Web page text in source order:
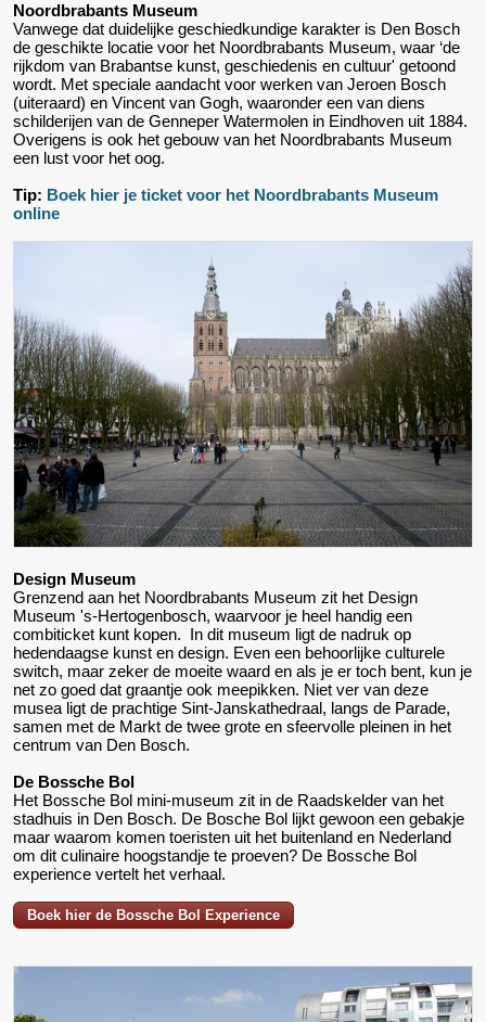
Noordbrabants Museum
Vanwege dat duidelijke geschiedkundige karakter is Den Bosch
de geschikte locatie voor het Noordbrabants Museum, waar ‘de
rijkdom van Brabantse kunst, geschiedenis en cultuur' getoond
wordt. Met speciale aandacht voor werken van Jeroen Bosch
(uiteraard) en Vincent van Gogh, waaronder een van diens
schilderijen van de Genneper Watermolen in Eindhoven uit 1884.
Overigens is ook het gebouw van het Noordbrabants Museum
een lust voor het oog.
Tip: Boek hier je ticket voor het Noordbrabants Museum
online
Design Museum
Grenzend aan het Noordbrabants Museum zit het Design
Museum 's-Hertogenbosch, waarvoor je heel handig een
combiticket kunt kopen. In dit museum ligt de nadruk op
hedendaagse kunst en design. Even een behoorlijke culturele
switch, maar zeker de moeite waard en als je er toch bent, kun je
net zo goed dat graantje ook meepikken. Niet ver van deze
musea ligt de prachtige Sint-Janskathedraal, langs de Parade,
samen met de Markt de twee grote en sfeervolle pleinen in het
centrum van Den Bosch.
De Bossche Bol
Het Bossche Bol mini-museum zit in de Raadskelder van het
stadhuis in Den Bosch. De Bosche Bol lijkt gewoon een gebakje
maar waarom komen toeristen uit het buitenland en Nederland
om dit culinaire hoogstandje te proeven? De Bossche Bol
experience vertelt het verhaal.
Boek hier de Bossche Bol Experience